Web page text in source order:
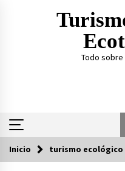
Todo sobre
Tendencia
Inicio turismo ecológico